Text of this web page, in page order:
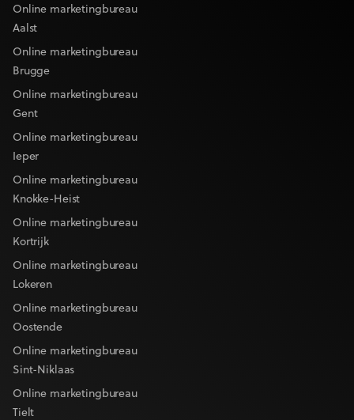
Online marketingbureau
Aalst
Online marketingbureau
Brugge
Online marketingbureau
Gent
Online marketingbureau
Ieper
Online marketingbureau
Knokke-Heist
Online marketingbureau
Kortrijk
Online marketingbureau
Lokeren
Online marketingbureau
Oostende
Online marketingbureau
Sint-Niklaas
Online marketingbureau
Tielt